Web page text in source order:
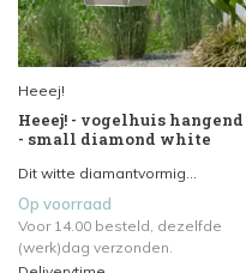
Heeej!
Heeej! - vogelhuis hangend
- small diamond white
Dit witte diamantvormig...
Op voorraad
Voor 14.00 besteld, dezelfde
(werk)dag verzonden.